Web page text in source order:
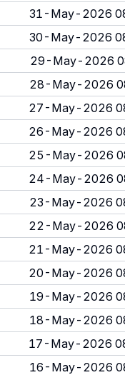
31-May-2026
30-May-2026
29-May-2026
28-May-2026
27-May-2026
26-May-2026
25-May-2026
24-May-2026
23-May-2026
22-May-2026
21-May-2026
20-May-2026
19-May-2026
18-May-2026
17-May-2026
16-May-2026